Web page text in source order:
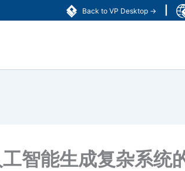
Back to VP Desktop →
智能生成复杂系统